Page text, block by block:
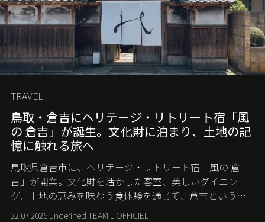
TRAVEL
鳥取・倉吉にヘリテージ・リトリート宿「風
の 倉吉」が誕生。文化財に泊まり、土地の記
憶に触れる旅へ
鳥取県倉吉市に、ヘリテージ・リトリート宿「風の 倉
吉」が開業。文化財を活かした客室、美しいダイニン
グ、土地の恵みを味わう食体験を通じて、倉吉というま
ちに深く滞在する旅を提案する。
22.07.2026 undefined TEAM L'OFFICIEL